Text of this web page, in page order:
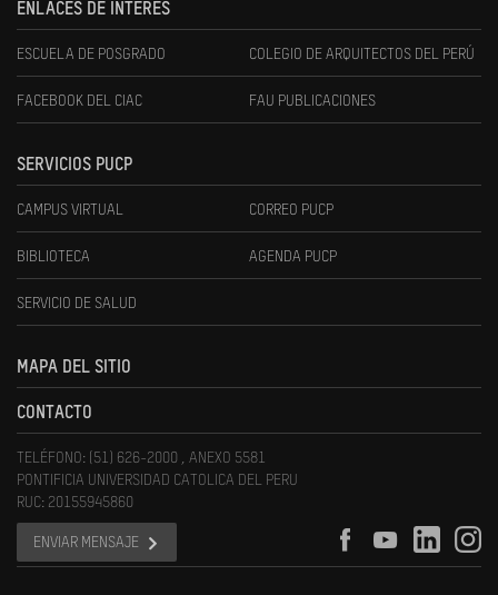
ENLACES DE INTERÉS
ESCUELA DE POSGRADO COLEGIO DE ARQUITECTOS DEL PERÚ
FACEBOOK DEL CIAC FAU PUBLICACIONES
SERVICIOS PUCP
CAMPUS VIRTUAL CORREO PUCP
BIBLIOTECA AGENDA PUCP
SERVICIO DE SALUD
MAPA DEL SITIO
CONTACTO
TELÉFONO: (51) 626-2000 , ANEXO 5581
PONTIFICIA UNIVERSIDAD CATOLICA DEL PERU
RUC: 20155945860
ENVIAR MENSAJE